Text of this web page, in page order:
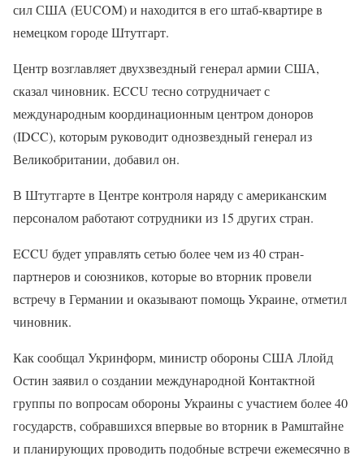
сил США (EUCOM) и находится в его штаб-квартире в
немецком городе Штутгарт.
Центр возглавляет двухзвездный генерал армии США,
сказал чиновник. ECCU тесно сотрудничает с
международным координационным центром доноров
(IDCC), которым руководит однозвездный генерал из
Великобритании, добавил он.
В Штутгарте в Центре контроля наряду с американским
персоналом работают сотрудники из 15 других стран.
ECCU будет управлять сетью более чем из 40 стран-
партнеров и союзников, которые во вторник провели
встречу в Германии и оказывают помощь Украине, отметил
чиновник.
Как сообщал Укринформ, министр обороны США Ллойд
Остин заявил о создании международной Контактной
группы по вопросам обороны Украины с участием более 40
государств, собравшихся впервые во вторник в Рамштайне
и планирующих проводить подобные встречи ежемесячно в